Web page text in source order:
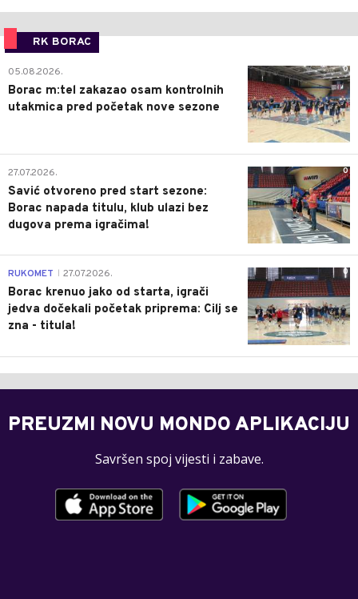
RK BORAC
0
05.08.2026.
Borac m:tel zakazao osam kontrolnih
utakmica pred početak nove sezone
0
27.07.2026.
Savić otvoreno pred start sezone:
Borac napada titulu, klub ulazi bez
dugova prema igračima!
0
RUKOMET 27.07.2026.
Borac krenuo jako od starta, igrači
jedva dočekali početak priprema: Cilj se
zna - titula!
PREUZMI NOVU MONDO APLIKACIJU
Savršen spoj vijesti i zabave.